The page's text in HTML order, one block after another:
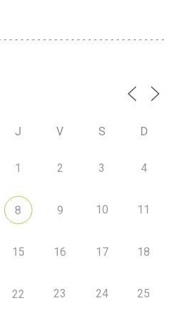
J V S D
1 2 3 4
8 9 10 11
15 16 17 18
22 23 24 25